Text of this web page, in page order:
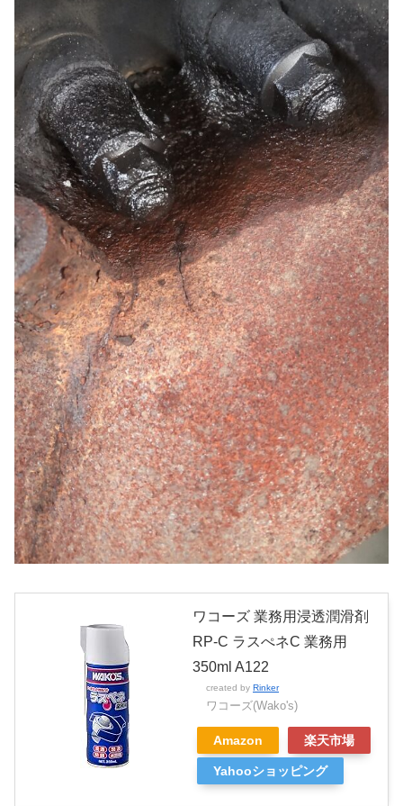
ワコーズ 業務用浸透潤滑剤
RP-C ラスぺネC 業務用
350ml A122
created by Rinker
ワコーズ(Wako's)
Amazon 楽天市場
Yahooショッピング